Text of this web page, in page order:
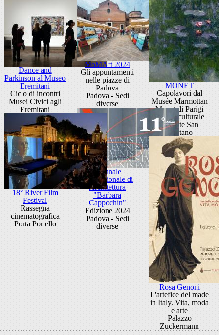
Dance and
Parkinson al Museo
Eremitani
Ciclo di incontri
Musei Civici agli
Eremitani
MoMArt 2024
Gli appuntamenti
nelle piazze di
Padova
Padova - Sedi
diverse
MONET
Capolavori dal
Musée Marmottan
Monet di Parigi
Centro culturale
Altinate San
Gaetano
Biennale
Internazionale di
Architettura
"Barbara
Cappochin"
Edizione 2024
Padova - Sedi
diverse
18° River Film
Festival
Rassegna
cinematografica
Porta Portello
Rosa Genoni
L'artefice del made
in Italy. Vita, moda
e arte
Palazzo
Zuckermann